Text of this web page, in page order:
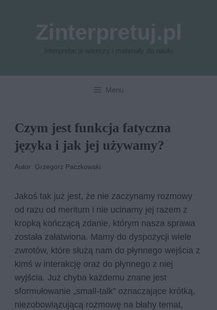
Menu
Czym jest funkcja fatyczna
języka i jak jej używamy?
Autor: Grzegorz Paczkowski
Jakoś tak już jest, że nie zaczynamy rozmowy
od razu od meritum i nie ucinamy jej razem z
kropką kończącą zdanie, którym nasza sprawa
została załatwiona. Mamy do dyspozycji wiele
zwrotów, które służą nam do płynnego wejścia z
kimś w interakcję oraz do płynnego z niej
wyjścia. Już chyba każdemu znane jest
sformułowanie „small-talk” oznaczające krótką,
niezobowiązującą rozmowę na błahy temat,